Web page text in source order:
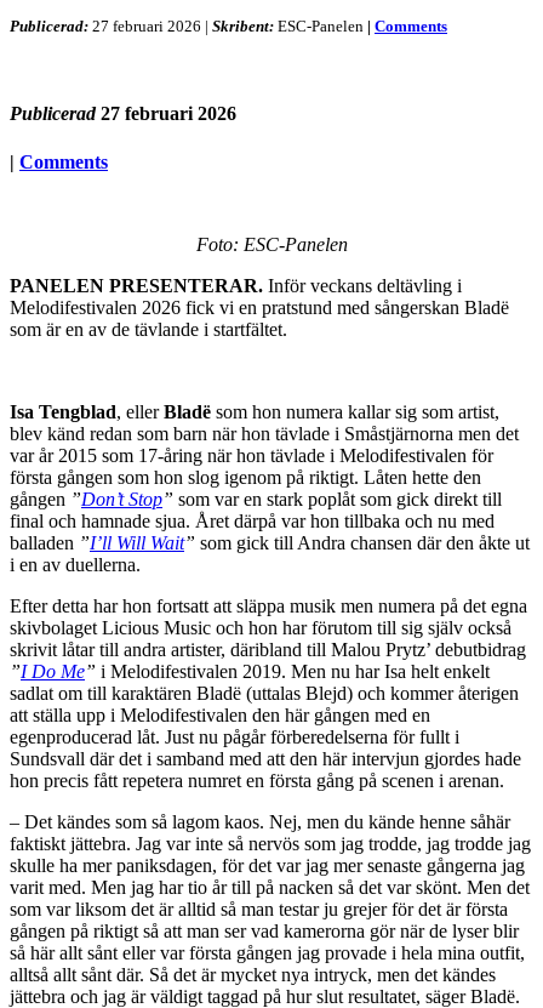
Publicerad: 27 februari 2026 | Skribent: ESC-Panelen | Comments
Publicerad 27 februari 2026
| Comments
Foto: ESC-Panelen
PANELEN PRESENTERAR. Inför veckans deltävling i
Melodifestivalen 2026 fick vi en pratstund med sångerskan Bladë
som är en av de tävlande i startfältet.
Isa Tengblad, ellerBladë som hon numera kallar sig som artist,
blev känd redan som barn när hon tävlade i Småstjärnorna men det
var år 2015 som 17-åring när hon tävlade i Melodifestivalen för
första gången som hon slog igenom på riktigt. Låten hette den
gången ”Don’t Stop” som var en stark poplåt som gick direkt till
final och hamnade sjua. Året därpå var hon tillbaka och nu med
balladen ”I’ll Will Wait” som gick till Andra chansen där den åkte ut
i en av duellerna.
Efter detta har hon fortsatt att släppa musik men numera på det egna
skivbolaget Licious Music och hon har förutom till sig själv också
skrivit låtar till andra artister, däribland till Malou Prytz’ debutbidrag
”I Do Me” i Melodifestivalen 2019. Men nu har Isa helt enkelt
sadlat om till karaktären Bladë (uttalas Blejd) och kommer återigen
att ställa upp i Melodifestivalen den här gången med en
egenproducerad låt. Just nu pågår förberedelserna för fullt i
Sundsvall där det i samband med att den här intervjun gjordes hade
hon precis fått repetera numret en första gång på scenen i arenan.
– Det kändes som så lagom kaos. Nej, men du kände henne såhär
faktiskt jättebra. Jag var inte så nervös som jag trodde, jag trodde jag
skulle ha mer paniksdagen, för det var jag mer senaste gångerna jag
varit med. Men jag har tio år till på nacken så det var skönt. Men det
som var liksom det är alltid så man testar ju grejer för det är första
gången på riktigt så att man ser vad kamerorna gör när de lyser blir
så här allt sånt eller var första gången jag provade i hela mina outfit,
alltså allt sånt där. Så det är mycket nya intryck, men det kändes
jättebra och jag är väldigt taggad på hur slut resultatet, säger Bladë.